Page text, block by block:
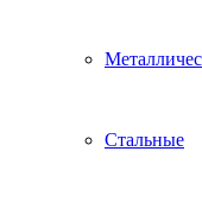
Стальные